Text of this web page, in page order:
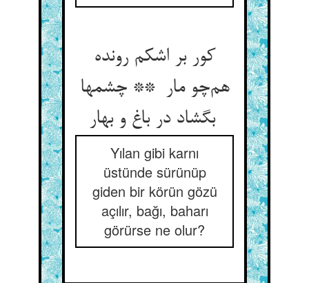
کور بر اشکم رونده
هم‌چو مار ** چشمها
بگشاد در باغ و بهار
Yılan gibi karnı
üstünde sürünüp
giden bir körün gözü
açılır, bağı, baharı
görürse ne olur?